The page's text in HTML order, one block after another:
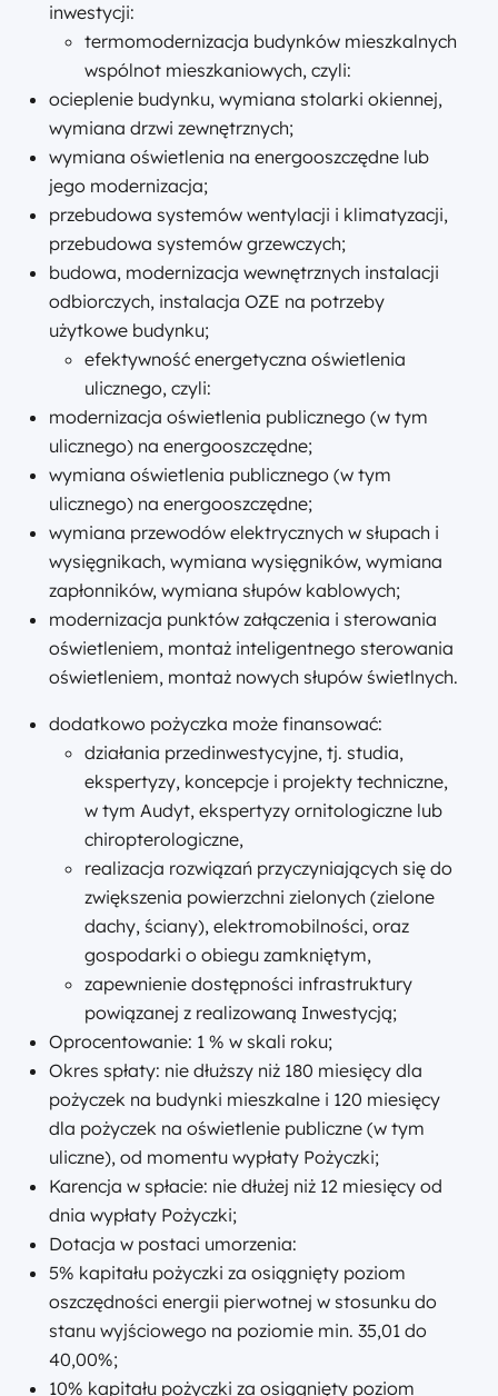
inwestycji:
termomodernizacja budynków mieszkalnych
wspólnot mieszkaniowych, czyli:
ocieplenie budynku, wymiana stolarki okiennej,
wymiana drzwi zewnętrznych;
wymiana oświetlenia na energooszczędne lub
jego modernizacja;
przebudowa systemów wentylacji i klimatyzacji,
przebudowa systemów grzewczych;
budowa, modernizacja wewnętrznych instalacji
odbiorczych, instalacja OZE na potrzeby
użytkowe budynku;
efektywność energetyczna oświetlenia
ulicznego, czyli:
modernizacja oświetlenia publicznego (w tym
ulicznego) na energooszczędne;
wymiana oświetlenia publicznego (w tym
ulicznego) na energooszczędne;
wymiana przewodów elektrycznych w słupach i
wysięgnikach, wymiana wysięgników, wymiana
zapłonników, wymiana słupów kablowych;
modernizacja punktów załączenia i sterowania
oświetleniem, montaż inteligentnego sterowania
oświetleniem, montaż nowych słupów świetlnych.
dodatkowo pożyczka może finansować:
działania przedinwestycyjne, tj. studia,
ekspertyzy, koncepcje i projekty techniczne,
w tym Audyt, ekspertyzy ornitologiczne lub
chiropterologiczne,
realizacja rozwiązań przyczyniających się do
zwiększenia powierzchni zielonych (zielone
dachy, ściany), elektromobilności, oraz
gospodarki o obiegu zamkniętym,
zapewnienie dostępności infrastruktury
powiązanej z realizowaną Inwestycją;
Oprocentowanie: 1 % w skali roku;
Okres spłaty: nie dłuższy niż 180 miesięcy dla
pożyczek na budynki mieszkalne i 120 miesięcy
dla pożyczek na oświetlenie publiczne (w tym
uliczne), od momentu wypłaty Pożyczki;
Karencja w spłacie: nie dłużej niż 12 miesięcy od
dnia wypłaty Pożyczki;
Dotacja w postaci umorzenia:
5% kapitału pożyczki za osiągnięty poziom
oszczędności energii pierwotnej w stosunku do
stanu wyjściowego na poziomie min. 35,01 do
40,00%;
10% kapitału pożyczki za osiągnięty poziom